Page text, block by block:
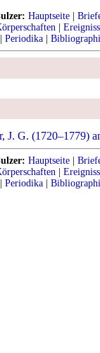
Hauptseite |
|
| Periodika |
J. G. (1720–1779)
Hauptseite |
|
| Periodika |